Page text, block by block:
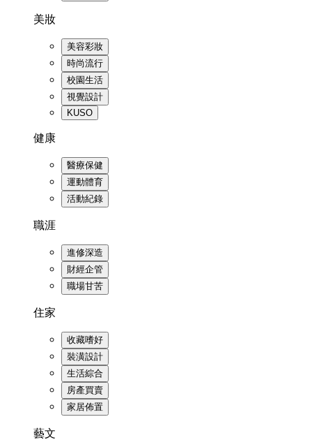
美妝
美容彩妝
時尚流行
校園生活
視覺設計
KUSO
健康
醫療保健
運動體育
活動紀錄
職涯
進修深造
財經企管
職場甘苦
住家
收藏嗜好
裝潢設計
生活綜合
房產買賣
家居佈置
藝文